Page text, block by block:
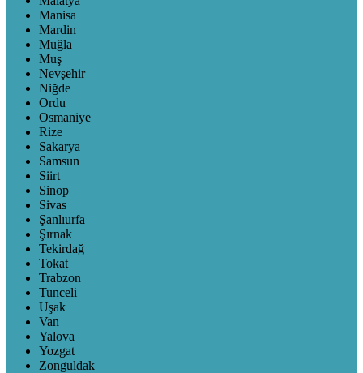
Manisa
Mardin
Muğla
Muş
Nevşehir
Niğde
Ordu
Osmaniye
Rize
Sakarya
Samsun
Siirt
Sinop
Sivas
Şanlıurfa
Şırnak
Tekirdağ
Tokat
Trabzon
Tunceli
Uşak
Van
Yalova
Yozgat
Zonguldak